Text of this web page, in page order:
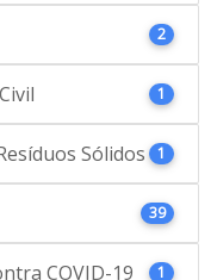
2
1
Sólidos 1
39
COVID-19 1